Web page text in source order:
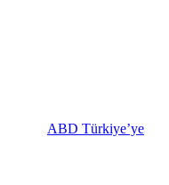
ABD Türkiye’ye